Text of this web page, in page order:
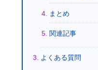
まとめ
関連記事
よくある質問